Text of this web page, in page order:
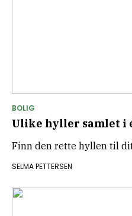
Ulike hyller samlet i
Finn den rette hyllen til
BOLIG
SELMA PETTERSEN